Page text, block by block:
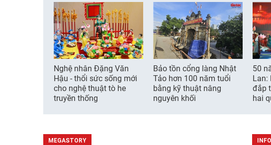
Nghệ nhân Đặng Văn
Hậu - thổi sức sống mới
cho nghệ thuật tò he
truyền thống
Bảo tồn cổng làng Nhật
Tảo hơn 100 năm tuổi
bằng kỹ thuật nâng
nguyên khối
50
Lan:
đắp
hai
MEGASTORY